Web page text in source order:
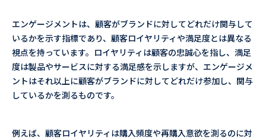
エンゲージメントは、顧客がブランドに対してどれだけ関与して
いるかを示す指標であり、顧客ロイヤリティや満足度とは異なる
視点を持っています。ロイヤリティは顧客の忠誠心を指し、満足
度は製品やサービスに対する満足感を示しますが、エンゲージメ
ントはそれ以上に顧客がブランドに対してどれだけ参加し、関与
しているかを測るものです。
例えば、顧客ロイヤリティは購入頻度や再購入意欲を測るのに対